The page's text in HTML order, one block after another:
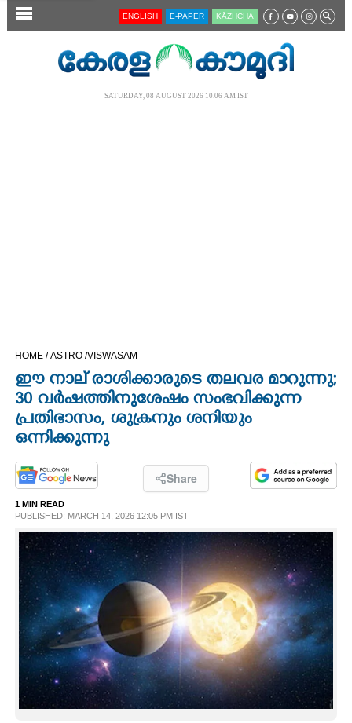
SECTIONS
OPINION
LIFESTYLE
SPIRITUAL
INFO+
ART
ASTRO
ENGLISH E-PAPER KĀZHCHA
SATURDAY, 08 AUGUST 2026 10.06 AM IST
HOME /ASTRO /VISWASAM
ഈ നാല് രാശിക്കാരുടെ തലവര മാറുന്നു;
30 വർഷത്തിനുശേഷം സംഭവിക്കുന്ന
പ്രതിഭാസം, ശുക്രനും ശനിയും
ഒന്നിക്കുന്നു
Share
1 MIN READ
PUBLISHED: MARCH 14, 2026 12:05 PM IST